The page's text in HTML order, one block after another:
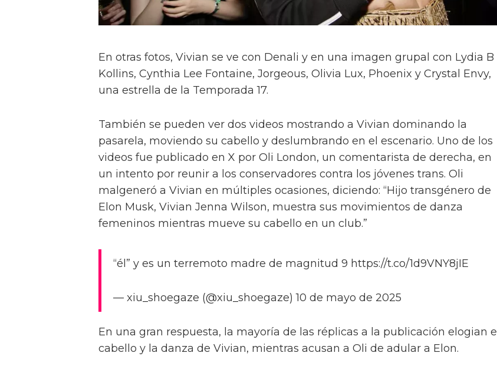
En otras fotos, Vivian se ve con Denali y en una imagen grupal con Lydia B
Kollins, Cynthia Lee Fontaine, Jorgeous, Olivia Lux, Phoenix y Crystal Envy,
una estrella de la Temporada 17.
También se pueden ver dos videos mostrando a Vivian dominando la
pasarela, moviendo su cabello y deslumbrando en el escenario. Uno de los
videos fue publicado en X por Oli London, un comentarista de derecha, en
un intento por reunir a los conservadores contra los jóvenes trans. Oli
malgeneró a Vivian en múltiples ocasiones, diciendo: “Hijo transgénero de
Elon Musk, Vivian Jenna Wilson, muestra sus movimientos de danza
femeninos mientras mueve su cabello en un club.”
“él” y es un terremoto madre de magnitud 9 https://t.co/1d9VNY8jIE
— xiu_shoegaze (@xiu_shoegaze) 10 de mayo de 2025
En una gran respuesta, la mayoría de las réplicas a la publicación elogian el
cabello y la danza de Vivian, mientras acusan a Oli de adular a Elon.